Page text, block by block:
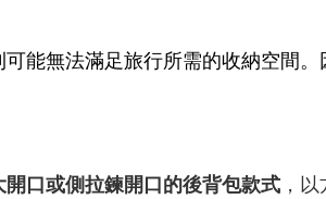
能無法滿足旅行所需的收納空間。
開口或側拉鍊開口的後背包款式 ，